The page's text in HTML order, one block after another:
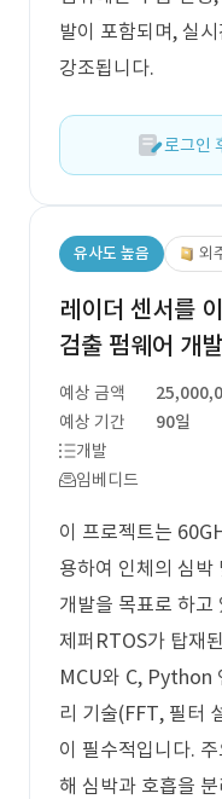
발이 포함되며, 실
강조됩니다.
로그인
유사도 높음 외
레이더 센서를
검출 펌웨어 개발
예상 금액
예상 기간
90일
개발
임베디드
이 프로젝트는
용하여 인체의 심박
개발을 목표로 하고
제퍼RTOS가 탑재
MCU와 C, Python
리 기술(FFT, 필터
이 필수적입니다.
해 심박과 호흡을